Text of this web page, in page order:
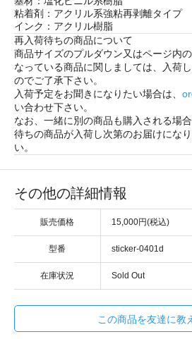
粘着剤：アクリル系強粘再剥離タイプ
インク：アクリル樹脂
再入荷待ちの商品について
商品サイズのプルダウン又はページ内
なっている商品に関しましては、入荷
のでご了承下さい。
入荷予定をお聞きになりたい場合は、
い合わせ下さい。
なお、一緒に別の商品も購入される場
待ちの商品が入荷し次第のお届けにな
い。
その他の詳細情報
販売価格 15,000円(税込)
型番 sticker-0401d
在庫状況 Sold Out
この商品を友達に教